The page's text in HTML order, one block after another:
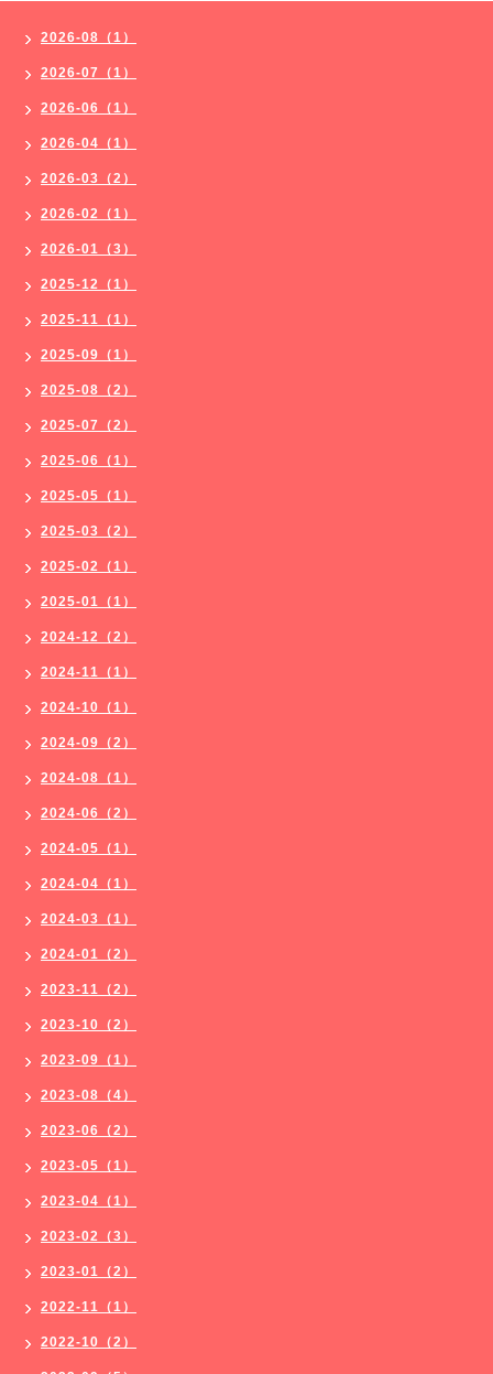
2026-08（1）
2026-07（1）
2026-06（1）
2026-04（1）
2026-03（2）
2026-02（1）
2026-01（3）
2025-12（1）
2025-11（1）
2025-09（1）
2025-08（2）
2025-07（2）
2025-06（1）
2025-05（1）
2025-03（2）
2025-02（1）
2025-01（1）
2024-12（2）
2024-11（1）
2024-10（1）
2024-09（2）
2024-08（1）
2024-06（2）
2024-05（1）
2024-04（1）
2024-03（1）
2024-01（2）
2023-11（2）
2023-10（2）
2023-09（1）
2023-08（4）
2023-06（2）
2023-05（1）
2023-04（1）
2023-02（3）
2023-01（2）
2022-11（1）
2022-10（2）